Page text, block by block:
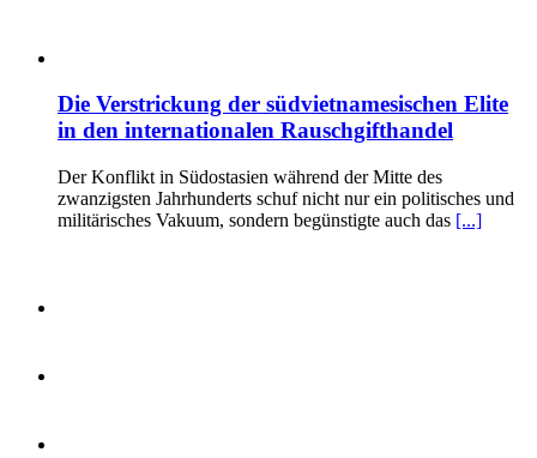
Die Verstrickung der südvietnamesischen Elite
in den internationalen Rauschgifthandel
Der Konflikt in Südostasien während der Mitte des
zwanzigsten Jahrhunderts schuf nicht nur ein politisches und
militärisches Vakuum, sondern begünstigte auch das [...]